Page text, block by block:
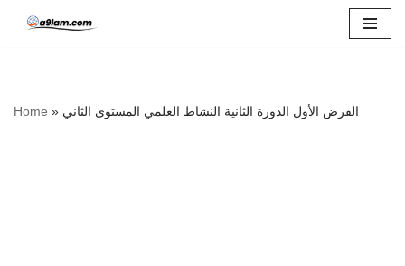
Home » الفرض الأول الدورة الثانية النشاط العلمي المستوى الثاني